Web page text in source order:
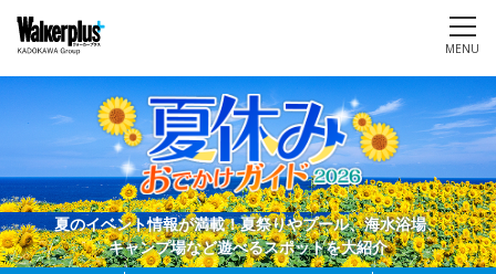
MENU
夏のイベント情報が満載！夏祭りやプール、海水浴場、
キャンプ場など遊べるスポットを大紹介